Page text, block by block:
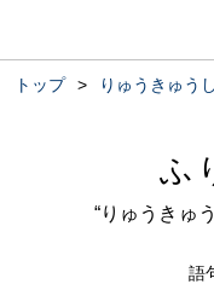
トップ > りゅうきゅう
ふ
“りゅうきゅ
語